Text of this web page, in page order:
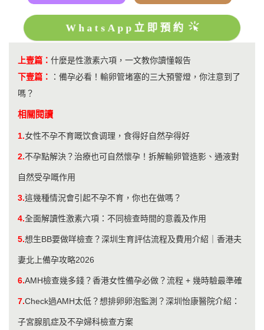
WhatsApp立即預約
上壹篇： 什麼是性激素六項，一文教你讀懂報告‍
下壹篇：
： ​備孕必看！輸卵管堵塞的三大預警燈，你注意到了
嗎？
相關閱讀
1.女性不孕不育嘅饮食调理，食得好自然孕得好
2.不孕點解決？治療也可自然懷孕！拆解輸卵管造影、通液對
自然受孕嘅作用
3.這幾種情況會引起不孕不育，你也在做嗎？
4.全面解讀性激素六項：不同檢查時間的意義及作用
5.想生BB要做咩檢查？深圳生育評估流程及費用介紹｜香港夫
妻北上備孕攻略2026
6.AMH檢查幾多錢？香港女性備孕必做？流程 + 幾時驗最準確
7.Check過AMH太低？想排卵卵泡監測？深圳怡康醫院介紹：
子宮腺肌症及不孕婦科檢查方案